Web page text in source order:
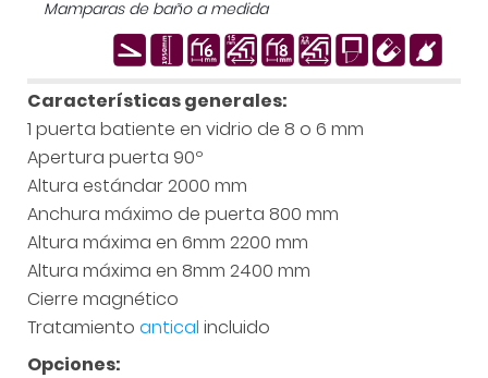
Mamparas de baño a medida
Características generales:
1 puerta batiente en vidrio de 8 o 6 mm
Apertura puerta 90º
Altura estándar 2000 mm
Anchura máximo de puerta 800 mm
Altura máxima en 6mm 2200 mm
Altura máxima en 8mm 2400 mm
Cierre magnético
Tratamiento antical incluido
Opciones: